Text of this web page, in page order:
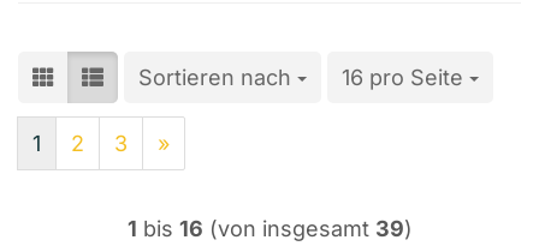
Sortieren nach
Sortieren nach 16 pro Seite
pro Seite
1 2 3 »
1 bis 16 (von insgesamt 39)